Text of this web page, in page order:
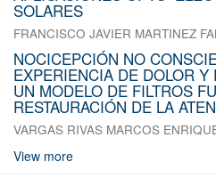
SOLARES
FRANCISCO JAVIER MARTINEZ
NOCICEPCIÓN NO
EXPERIENCIA DE DOLOR
UN MODELO DE FILTROS
RESTAURACIÓN DE LA
VARGAS RIVAS MARCOS
View more